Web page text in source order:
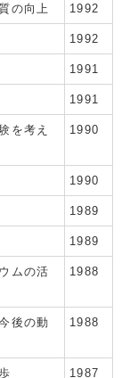
の向上 1992
1992
1991
1991
を考え
1990
1990
1989
1989
ムの活
1988
後の動
1988
1987